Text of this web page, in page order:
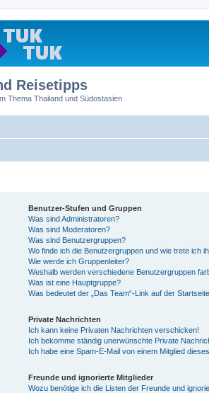
Reisetipps
Thema Thailand und Südostasien
Benutzer-Stufen und Gruppen
Was sind Administratoren?
Was sind Moderatoren?
Was sind Benutzergruppen?
Wo finde ich die Benutzergruppen und wie trete ich
Wie werde ich Gruppenleiter?
Weshalb werden verschiedene Benutzergruppen
Was ist eine Hauptgruppe?
Was bedeutet der „Das Team“-Link auf der
Private Nachrichten
Ich kann keine Privaten Nachrichten verschicken!
Ich bekomme ständig unerwünschte Private
Ich habe eine Spam-E-Mail von einem Mitglied
Freunde und ignorierte Mitglieder
Wozu benötige ich die Listen der Freunde und